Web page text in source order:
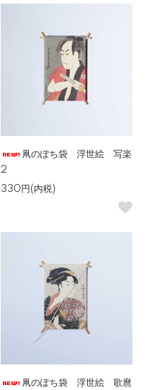
凧のぽち袋 浮世絵 写楽
2
330円(内税)
凧のぽち袋 浮世絵 歌麿